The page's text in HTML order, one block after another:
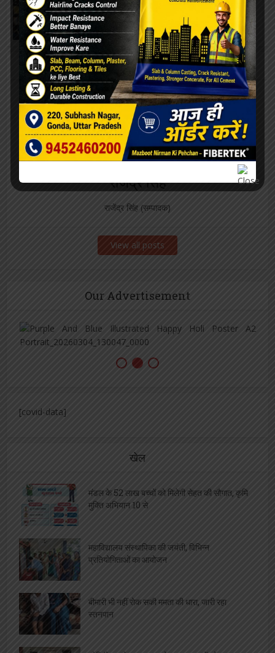
रेलवे बोर्ड अध्यक्ष...
About the author
राजेंद्र सिंह
राजेंद्र सिंह (सम्पादक)
View all posts
Our Advertisement
[covid-data]
खेल
मंडल के 52 लाख बच्चों को मिलेगी सेहत की सौगात, कृमि
मुक्ति अभियान 10 से
महाविद्यालय संस्थापिका की जयंती, विभिन्न
प्रतियोगिताओं का आयोजन
बीमारी भी नहीं रोक सकी ममता की धारा, जारी रहा
स्तनपान